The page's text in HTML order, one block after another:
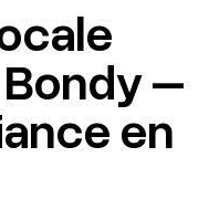
Bondy –
en